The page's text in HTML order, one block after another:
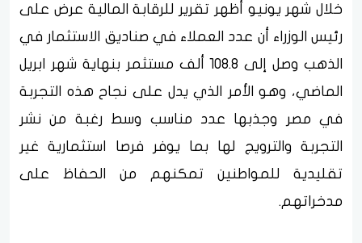
خلال شهر يونيو أظهر تقرير للرقابة المالية عرض على
رئيس الوزراء أن عدد العملاء في صناديق الاستثمار في
الذهب وصل إلى 108.8 ألف مستثمر بنهاية شهر ابريل
الماضي، وهو الأمر الذي يدل على نجاح هذه التجربة
في مصر وجذبها عدد مناسب وسط رغبة من نشر
التجربة والترويج لها بما يوفر فرصا استثمارية غير
تقليدية للمواطنين تمكنهم من الحفاظ على
مدخراتهم.